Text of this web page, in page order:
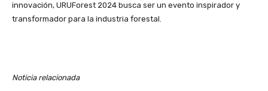
innovación, URUForest 2024 busca ser un evento inspirador y
transformador para la industria forestal.
Noticia relacionada